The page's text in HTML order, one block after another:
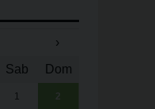
›
Sab Dom
1 2